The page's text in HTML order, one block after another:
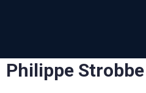
Philippe Strobbe